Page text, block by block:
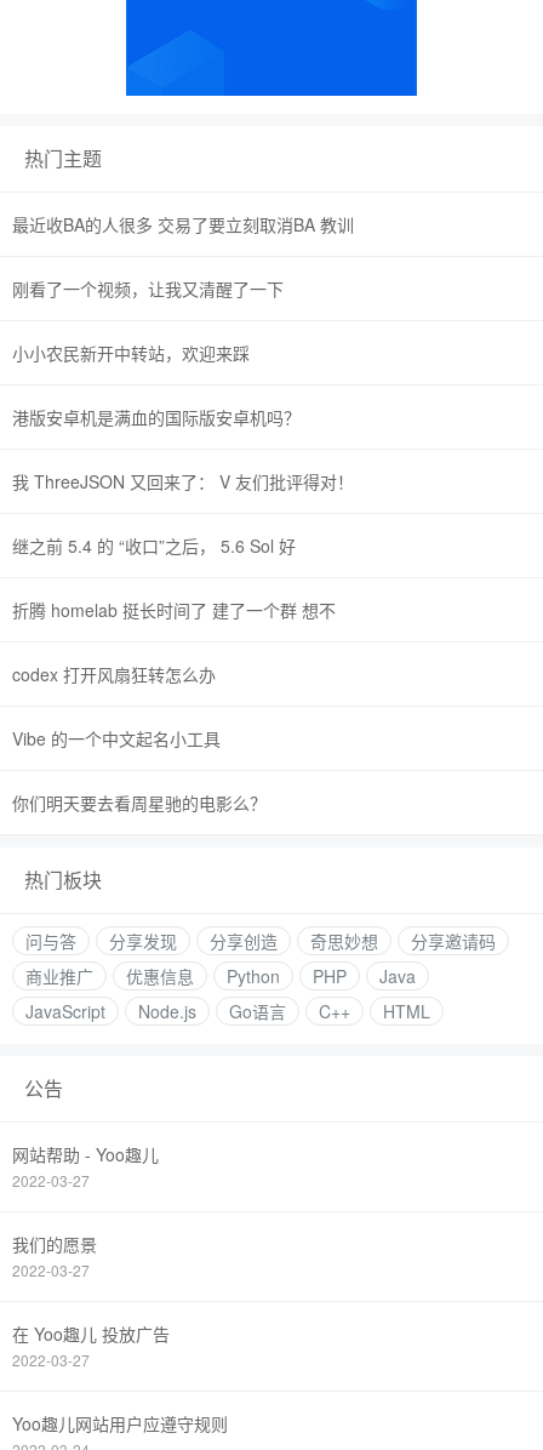
热门主题
最近收BA的人很多 交易了要立刻取消BA 教训
刚看了一个视频，让我又清醒了一下
小小农民新开中转站，欢迎来踩
港版安卓机是满血的国际版安卓机吗？
我 ThreeJSON 又回来了： V 友们批评得对！
继之前 5.4 的 “收口”之后， 5.6 Sol 好
折腾 homelab 挺长时间了 建了一个群 想不
codex 打开风扇狂转怎么办
Vibe 的一个中文起名小工具
你们明天要去看周星驰的电影么？
热门板块
问与答 分享发现 分享创造 奇思妙想
分享邀请码
商业推广
优惠信息 Python PHP
Java
JavaScript
Node.js Go语言 C++ HTML
公告
网站帮助 - Yoo趣儿
2022-03-27
我们的愿景
2022-03-27
在 Yoo趣儿 投放广告
2022-03-27
Yoo趣儿网站用户应遵守规则